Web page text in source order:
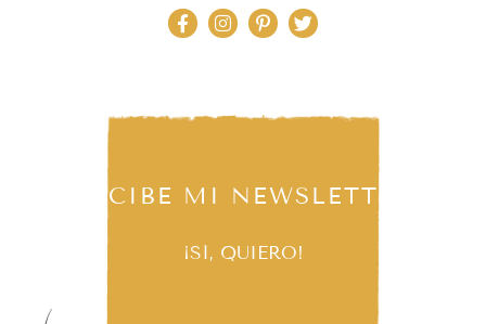
RECIBE MI NEWSLETTER
¡SÍ, QUIERO!